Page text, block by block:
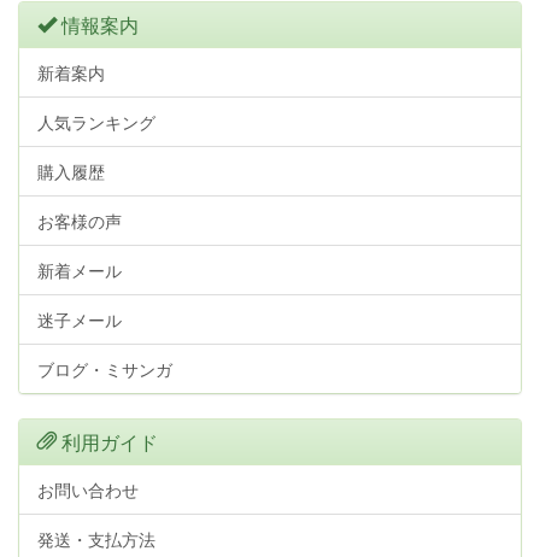
情報案内
新着案内
人気ランキング
購入履歴
お客様の声
新着メール
迷子メール
ブログ・ミサンガ
利用ガイド
お問い合わせ
発送・支払方法